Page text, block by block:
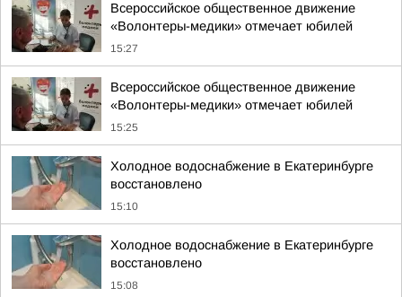
Всероссийское общественное движение
«Волонтеры-медики» отмечает юбилей
15:27
Всероссийское общественное движение
«Волонтеры-медики» отмечает юбилей
15:25
Холодное водоснабжение в Екатеринбурге
восстановлено
15:10
Холодное водоснабжение в Екатеринбурге
восстановлено
15:08